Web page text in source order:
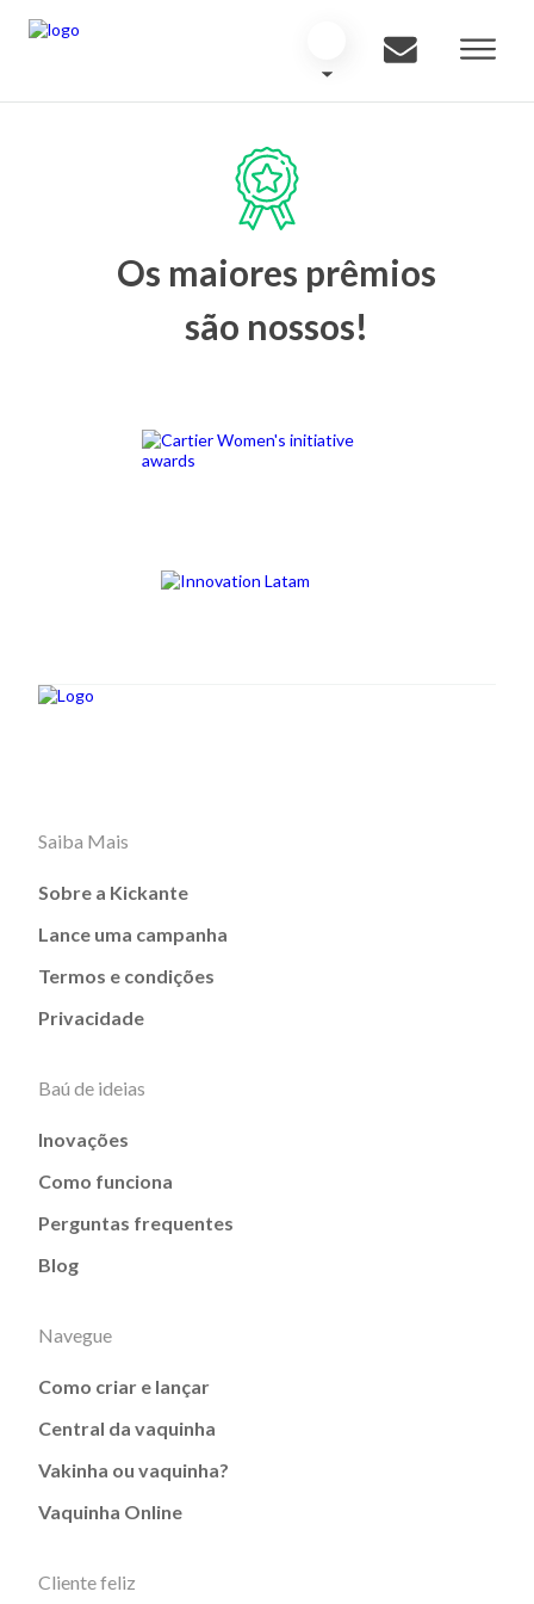
Os maiores prêmios
são nossos!
Saiba Mais
Sobre a Kickante
Lance uma campanha
Termos e condições
Privacidade
Baú de ideias
Inovações
Como funciona
Perguntas frequentes
Blog
Navegue
Como criar e lançar
Central da vaquinha
Vakinha ou vaquinha?
Vaquinha Online
Cliente feliz